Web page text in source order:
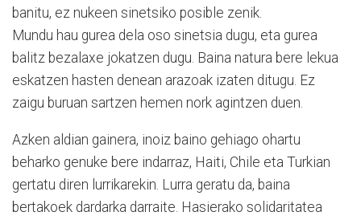
banitu, ez nukeen sinetsiko posible zenik.
Mundu hau gurea dela oso sinetsia dugu, eta gurea
balitz bezalaxe jokatzen dugu. Baina natura bere lekua
eskatzen hasten denean arazoak izaten ditugu. Ez
zaigu buruan sartzen hemen nork agintzen duen.
Azken aldian gainera, inoiz baino gehiago ohartu
beharko genuke bere indarraz, Haiti, Chile eta Turkian
gertatu diren lurrikarekin. Lurra geratu da, baina
bertakoek dardarka darraite. Hasierako solidaritatea